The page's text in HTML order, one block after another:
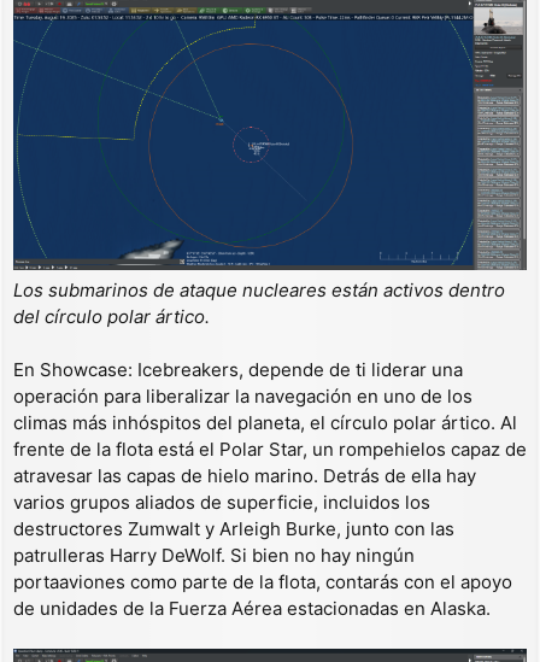
Los submarinos de ataque nucleares están activos dentro
del círculo polar ártico.
En Showcase: Icebreakers, depende de ti liderar una
operación para liberalizar la navegación en uno de los
climas más inhóspitos del planeta, el círculo polar ártico. Al
frente de la flota está el Polar Star, un rompehielos capaz de
atravesar las capas de hielo marino. Detrás de ella hay
varios grupos aliados de superficie, incluidos los
destructores Zumwalt y Arleigh Burke, junto con las
patrulleras Harry DeWolf. Si bien no hay ningún
portaaviones como parte de la flota, contarás con el apoyo
de unidades de la Fuerza Aérea estacionadas en Alaska.